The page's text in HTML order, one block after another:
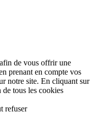
de vous offrir une
prenant en compte vos
notre site. En cliquant sur
tous les cookies
refuser